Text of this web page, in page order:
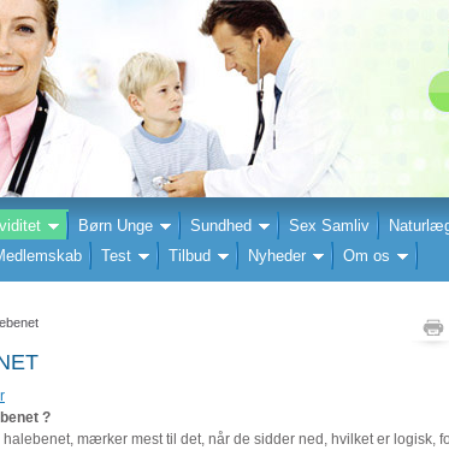
Børn Unge Sundhed Sex Samliv
Test Tilbud Nyheder Om os
?
halebenet, mærker mest til det, når de sidder ned, hvilket er logisk,